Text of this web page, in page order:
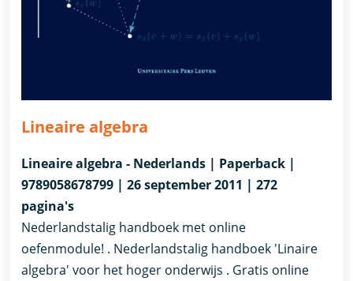
Lineaire algebra
Lineaire algebra - Nederlands | Paperback |
9789058678799 | 26 september 2011 | 272
pagina's
Nederlandstalig handboek met online
oefenmodule! . Nederlandstalig handboek 'Linaire
algebra' voor het hoger onderwijs . Gratis online